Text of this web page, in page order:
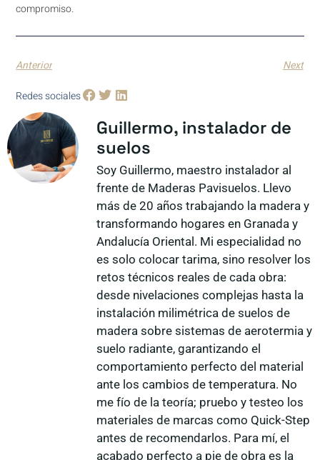
compromiso.
Anterior Next
Redes sociales
Guillermo, instalador de
suelos
Soy Guillermo, maestro instalador al
frente de Maderas Pavisuelos. Llevo
más de 20 años trabajando la madera y
transformando hogares en Granada y
Andalucía Oriental. Mi especialidad no
es solo colocar tarima, sino resolver los
retos técnicos reales de cada obra:
desde nivelaciones complejas hasta la
instalación milimétrica de suelos de
madera sobre sistemas de aerotermia y
suelo radiante, garantizando el
comportamiento perfecto del material
ante los cambios de temperatura. No
me fío de la teoría; pruebo y testeo los
materiales de marcas como Quick-Step
antes de recomendarlos. Para mí, el
acabado perfecto a pie de obra es la